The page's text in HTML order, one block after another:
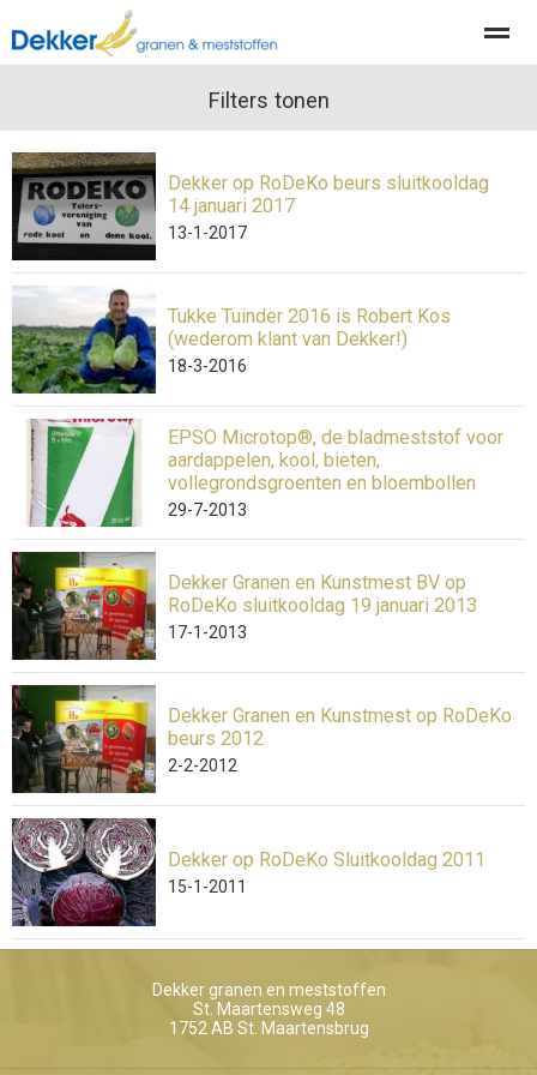
Actueel Organisatie
Home Nieuws Locatie Contact
Filters tonen
Dekker op RoDeKo beurs sluitkooldag
14 januari 2017
13-1-2017
Tukke Tuinder 2016 is Robert Kos
(wederom klant van Dekker!)
18-3-2016
EPSO Microtop®, de bladmeststof voor
aardappelen, kool, bieten,
vollegrondsgroenten en bloembollen
29-7-2013
Dekker Granen en Kunstmest BV op
RoDeKo sluitkooldag 19 januari 2013
17-1-2013
Dekker Granen en Kunstmest op RoDeKo
beurs 2012
2-2-2012
Dekker op RoDeKo Sluitkooldag 2011
15-1-2011
Dekker granen en meststoffen
St. Maartensweg 48
1752 AB St. Maartensbrug